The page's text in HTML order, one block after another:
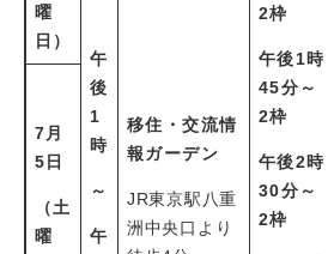
曜
日）
午
後
1
時
～
午
移住・交流情
報ガーデン
JR東京駅八重
洲中央口より
2枠
午後1時
45分～
2枠
午後2時
30分～
2枠
7月
5日
（土
曜